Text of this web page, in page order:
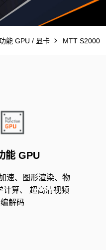
能 GPU / 显卡 MTT S2000
能 GPU
速、图形渲染、物
计算、 超高清视频
编解码